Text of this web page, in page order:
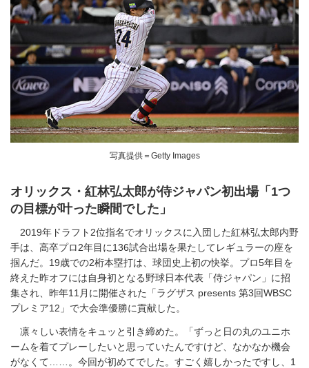
写真提供＝Getty Images
オリックス・紅林弘太郎が侍ジャパン初出場「1つ
の目標が叶った瞬間でした」
2019年ドラフト2位指名でオリックスに入団した紅林弘太郎内野
手は、高卒プロ2年目に136試合出場を果たしてレギュラーの座を
掴んだ。19歳での2桁本塁打は、球団史上初の快挙。プロ5年目を
終えた昨オフには自身初となる野球日本代表「侍ジャパン」に招
集され、昨年11月に開催された「ラグザス presents 第3回WBSC
プレミア12」で大会準優勝に貢献した。
凛々しい表情をキュッと引き締めた。「ずっと日の丸のユニホ
ームを着てプレーしたいと思っていたんですけど、なかなか機会
がなくて……。今回が初めてでした。すごく嬉しかったですし、1